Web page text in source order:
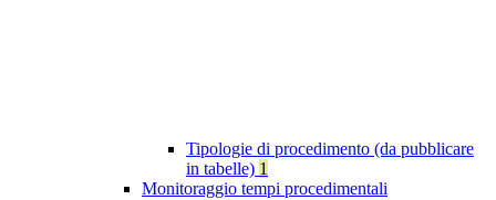
Tipologie di procedimento (da pubblicare
in tabelle) 1
Monitoraggio tempi procedimentali